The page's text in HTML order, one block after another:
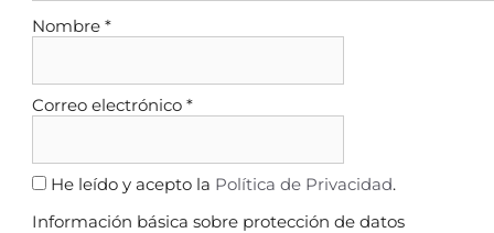
Nombre *
Correo electrónico *
He leído y acepto la Política de Privacidad.
Información básica sobre protección de datos